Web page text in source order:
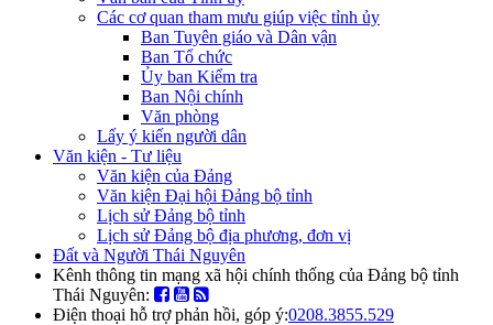
Các cơ quan tham mưu giúp việc tỉnh ủy
Ban Tuyên giáo và Dân vận
Ban Tổ chức
Ủy ban Kiểm tra
Ban Nội chính
Văn phòng
Lấy ý kiến người dân
Văn kiện - Tư liệu
Văn kiện của Đảng
Văn kiện Đại hội Đảng bộ tỉnh
Lịch sử Đảng bộ tỉnh
Lịch sử Đảng bộ địa phương, đơn vị
Đất và Người Thái Nguyên
Kênh thông tin mạng xã hội chính thống của Đảng bộ tỉnh
Thái Nguyên:
Điện thoại hỗ trợ phản hồi, góp ý:0208.3855.529